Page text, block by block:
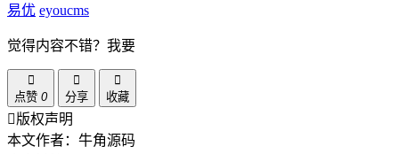
易优 eyoucms
觉得内容不错？我要
点赞 0 分享 收藏
版权声明
本文作者：牛角源码